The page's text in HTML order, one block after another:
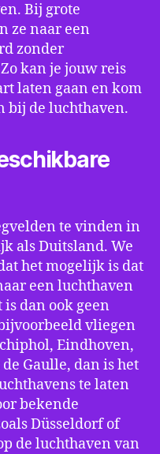
Bij grote
ze naar een
zonder
kan je jouw reis
laten gaan en kom
bij de luchthaven.
te vinden in
als Duitsland. We
het mogelijk is dat
een luchthaven
dan ook geen
vliegen
Eindhoven,
Gaulle, dan is het
te laten
bekende
Düsseldorf of
de luchthaven van